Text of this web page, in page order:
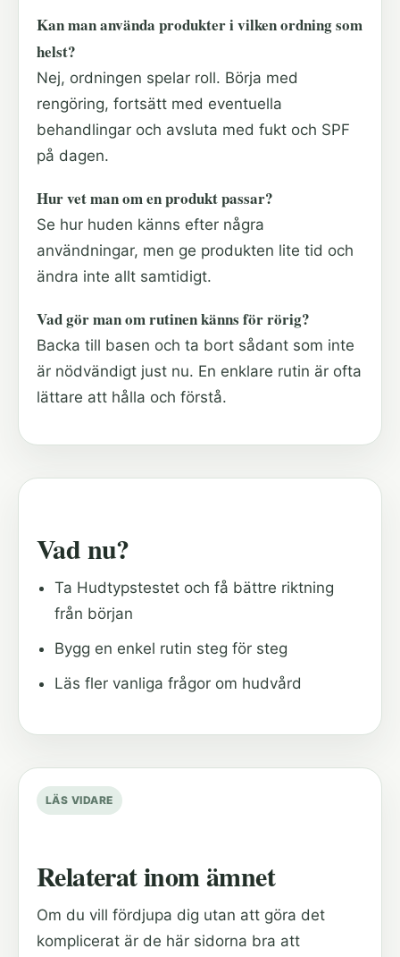
Kan man använda produkter i vilken ordning som
helst?
Nej, ordningen spelar roll. Börja med
rengöring, fortsätt med eventuella
behandlingar och avsluta med fukt och SPF
på dagen.
Hur vet man om en produkt passar?
Se hur huden känns efter några
användningar, men ge produkten lite tid och
ändra inte allt samtidigt.
Vad gör man om rutinen känns för rörig?
Backa till basen och ta bort sådant som inte
är nödvändigt just nu. En enklare rutin är ofta
lättare att hålla och förstå.
Vad nu?
Ta Hudtypstestet och få bättre riktning
från början
Bygg en enkel rutin steg för steg
Läs fler vanliga frågor om hudvård
LÄS VIDARE
Relaterat inom ämnet
Om du vill fördjupa dig utan att göra det
komplicerat är de här sidorna bra att